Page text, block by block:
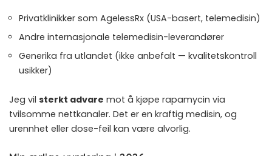
Privatklinikker som AgelessRx (USA-basert, telemedisin)
Andre internasjonale telemedisin-leverandører
Generika fra utlandet (ikke anbefalt — kvalitetskontroll
usikker)
Jeg vil sterkt advare mot å kjøpe rapamycin via
tvilsomme nettkanaler. Det er en kraftig medisin, og
urennhet eller dose-feil kan være alvorlig.